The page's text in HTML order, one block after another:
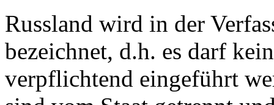
Russland wird in der
bezeichnet, d.h. es darf
verpflichtend eingeführt